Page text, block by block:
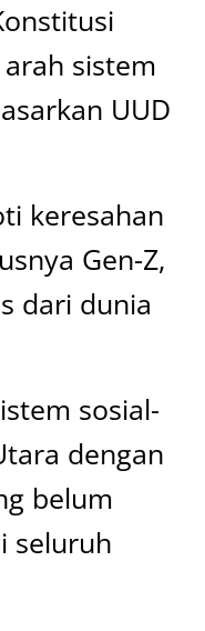
sistem
UUD
keresahan
Gen-Z,
dari dunia
sosial-
dengan
belum
seluruh